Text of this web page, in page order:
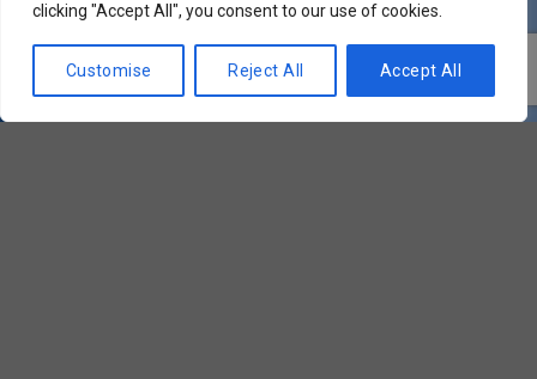
clicking "Accept All", you consent to our use of cookies.
Customise Reject All Accept All